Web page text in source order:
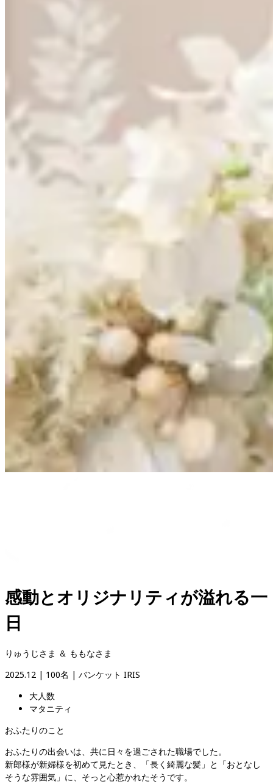
感動とオリジナリティが溢れる一
日
りゅうじさま ＆ ももなさま
2025.12 | 100名 | バンケット IRIS
大人数
マタニティ
おふたりのこと
おふたりの出会いは、共に日々を過ごされた職場でした。
新郎様が新婦様を初めて見たとき、「長く綺麗な髪」と「おとなし
そうな雰囲気」に、そっと心惹かれたそうです。